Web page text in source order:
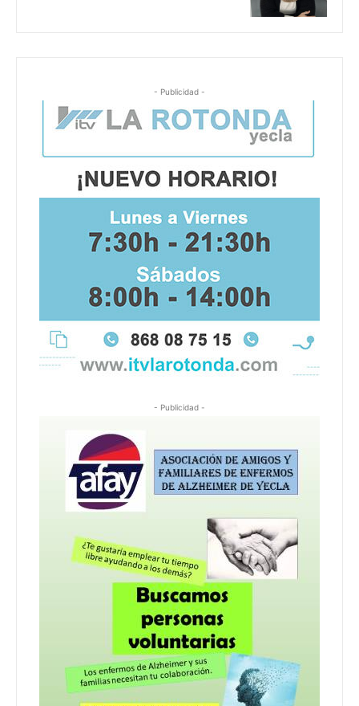
- Publicidad -
- Publicidad -